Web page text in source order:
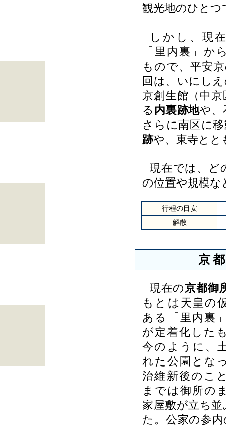
観光地のひとつ
しかし、現
「里内裏」か
もので、平安
回は、いにし
京創生館（中
る 内裏跡地や、
さらに南区に
跡や、東寺とと
現在では、ど
の位置や規模
行程の目安
解散
京
現在の京都御
もとは天皇の
ある「里内裏
が定着化した
今のように、
れた公園とな
治維新後のこ
までは御所の
家屋敷が立ち
た。公家の参